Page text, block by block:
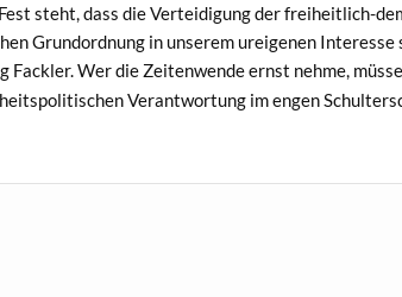
ste­ht, dass die Vertei­di­gung der frei­heitlich-
Grun­dord­nung in unserem ure­ige­nen Inter­esse
Wer die Zeit­en­wende ernst nehme,
Ver­ant­wor­tung im engen